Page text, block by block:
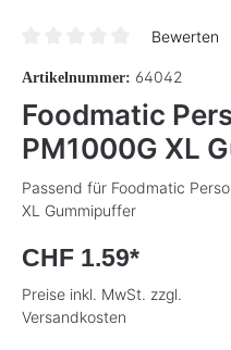
Bewerten
Artikelnummer: 64042
Foodmatic
PM1000G XL
Passend für Foodmatic
XL Gummipuffer
CHF 1.59*
Preise inkl. MwSt. zzgl.
Versandkosten